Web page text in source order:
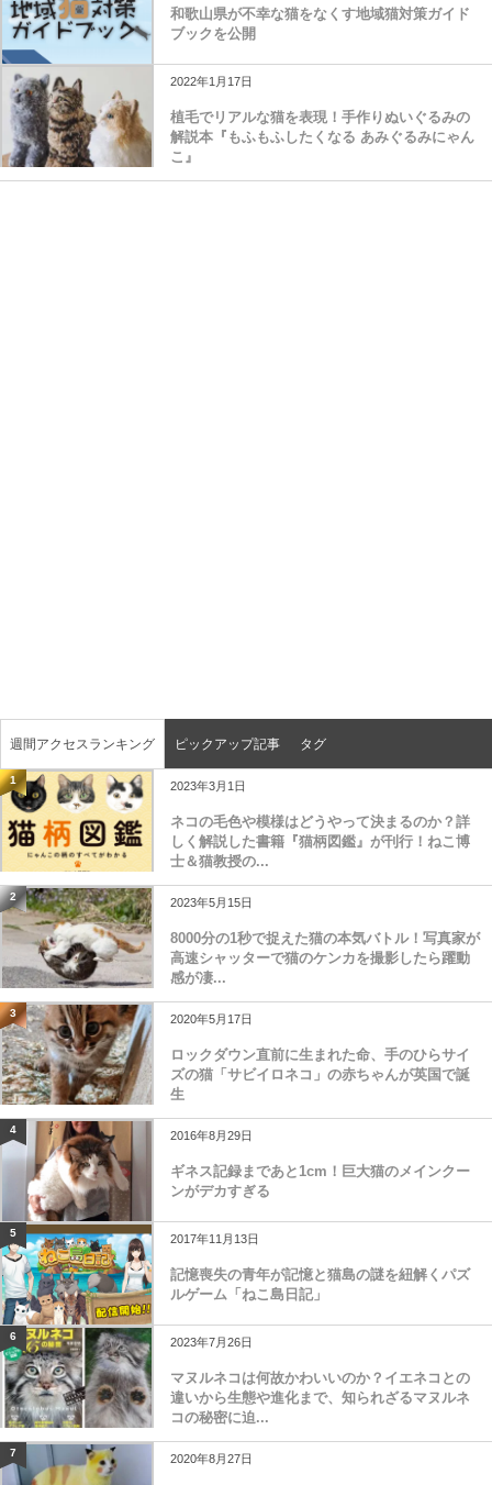
和歌山県が不幸な猫をなくす地域猫対策ガイド
ブックを公開
2022年1月17日
植毛でリアルな猫を表現！手作りぬいぐるみの
解説本『もふもふしたくなる あみぐるみにゃん
こ』
週間アクセスランキング ピックアップ記事 タグ
1 2023年3月1日
ネコの毛色や模様はどうやって決まるのか？詳
しく解説した書籍『猫柄図鑑』が刊行！ねこ博
士＆猫教授の...
2 2023年5月15日
8000分の1秒で捉えた猫の本気バトル！写真家が
高速シャッターで猫のケンカを撮影したら躍動
感が凄...
3 2020年5月17日
ロックダウン直前に生まれた命、手のひらサイ
ズの猫「サビイロネコ」の赤ちゃんが英国で誕
生
4 2016年8月29日
ギネス記録まであと1cm！巨大猫のメインクー
ンがデカすぎる
5 2017年11月13日
記憶喪失の青年が記憶と猫島の謎を紐解くパズ
ルゲーム「ねこ島日記」
6 2023年7月26日
マヌルネコは何故かわいいのか？イエネコとの
違いから生態や進化まで、知られざるマヌルネ
コの秘密に迫...
7 2020年8月27日